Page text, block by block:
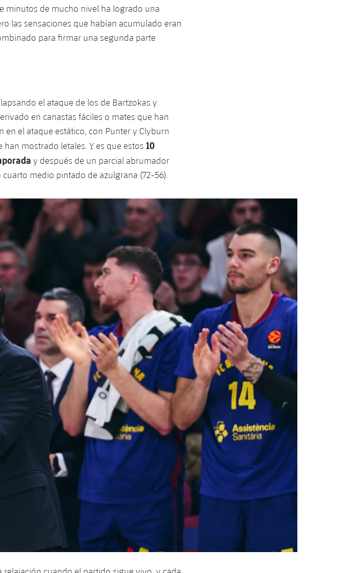
minutos de mucho nivel ha logrado una
las sensaciones que habían acumulado eran
para firmar una segunda parte
el ataque de los de Bartzokas y
en canastas fáciles o mates que han
en el ataque estático, con Punter y Clyburn
mostrado letales. Y es que estos 10
y después de un parcial abrumador
medio pintado de azulgrana (72-56).